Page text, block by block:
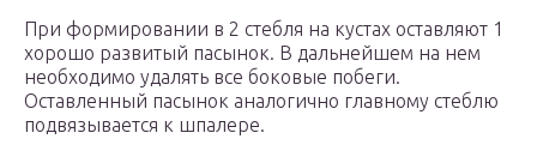
При формировании в 2 стебля на кустах оставляют 1
хорошо развитый пасынок. В дальнейшем на нем
необходимо удалять все боковые побеги.
Оставленный пасынок аналогично главному стеблю
подвязывается к шпалере.